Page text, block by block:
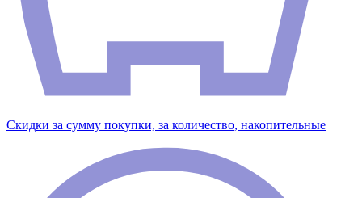
Скидки за сумму покупки, за количество, накопительные